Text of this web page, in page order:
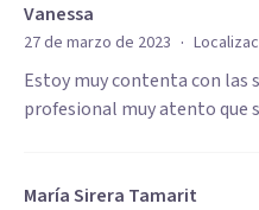
Vanessa
27 de marzo de 2023 ·
Estoy muy contenta con las
profesional muy atento que
María Sirera Tamarit